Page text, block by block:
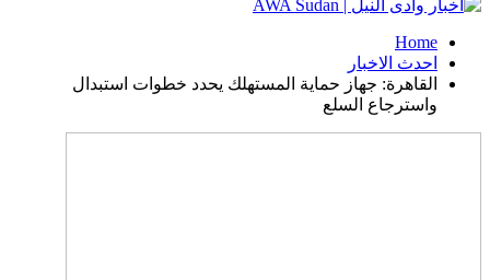
Home
احدث الاخبار
القاهرة: جهاز حماية المستهلك يحدد خطوات استبدال
واسترجاع السلع